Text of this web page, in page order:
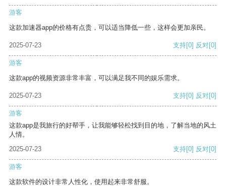
游客
这款加速器app的价格有点贵，可以适当降低一些，这样会更加亲民。
2025-07-23 支持[0] 反对[0]
游客
这款app的视频资源非常丰富，可以满足我不同的娱乐需求。
2025-07-23 支持[0] 反对[0]
游客
这款app是我旅行的好帮手，让我能够轻松找到目的地，了解当地的风土
人情。
2025-07-23
支持[0] 反对[0]
游客
这款软件的设计非常人性化，使用起来非常舒服。